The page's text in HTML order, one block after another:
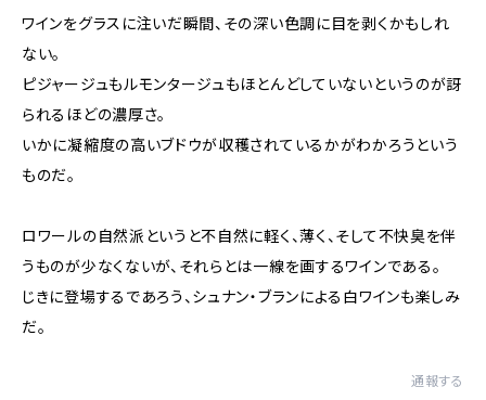
ワインをグラスに注いだ瞬間、その深い色調に目を剥くかもしれ
ない。
ピジャージュもルモンタージュもほとんどしていないというのが訝
られるほどの濃厚さ。
いかに凝縮度の高いブドウが収穫されているかがわかろうという
ものだ。
ロワールの自然派というと不自然に軽く、薄く、そして不快臭を伴
うものが少なくないが、それらとは一線を画するワインである。
じきに登場するであろう、シュナン・ブランによる白ワインも楽しみ
だ。
通報する